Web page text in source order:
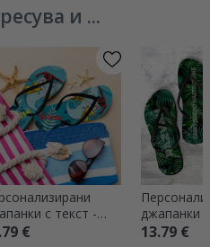
и ...
с текст -
€
джапанки
Folliage
13.79 €